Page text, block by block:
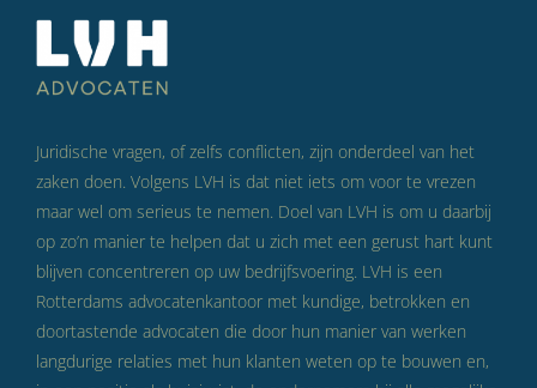
Juridische vragen, of zelfs conflicten, zijn onderdeel van het
zaken doen. Volgens LVH is dat niet iets om voor te vrezen
maar wel om serieus te nemen. Doel van LVH is om u daarbij
op zo’n manier te helpen dat u zich met een gerust hart kunt
blijven concentreren op uw bedrijfsvoering. LVH is een
Rotterdams advocatenkantoor met kundige, betrokken en
doortastende advocaten die door hun manier van werken
langdurige relaties met hun klanten weten op te bouwen en,